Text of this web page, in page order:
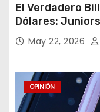
El Verdadero
Dólares:
Gigantes
May 22, 2026
OPINIÓN